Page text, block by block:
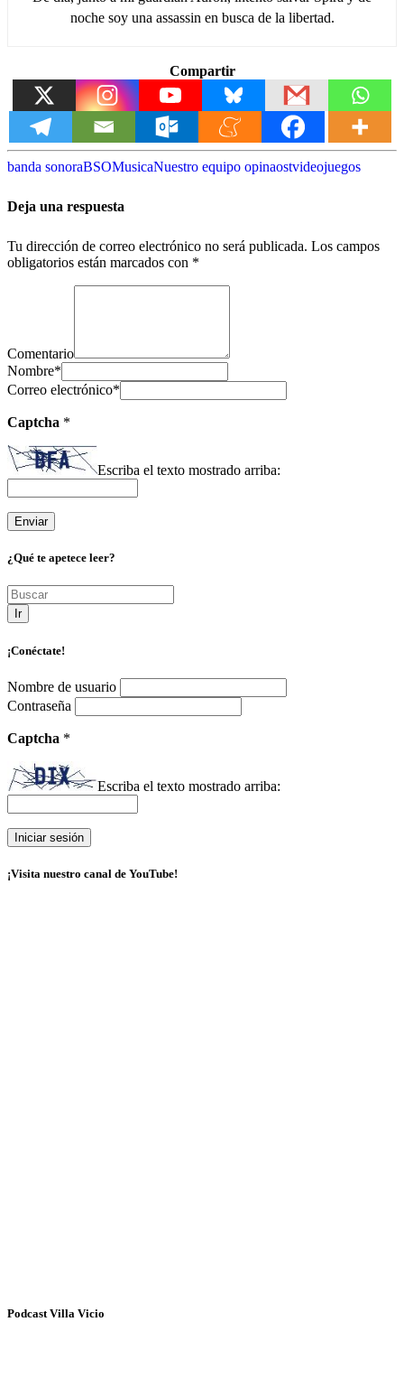
noche soy una assassin en busca de la libertad.
Compartir
banda sonoraBSOMusicaNuestro equipo opinaostvideojuegos
Deja una respuesta
Tu dirección de correo electrónico no será publicada. Los campos
obligatorios están marcados con *
Comentario
Nombre*
Correo electrónico*
Captcha *
Escriba el texto mostrado arriba:
¿Qué te apetece leer?
Ir
¡Conéctate!
Nombre de usuario
Contraseña
Captcha *
Escriba el texto mostrado arriba:
¡Visita nuestro canal de YouTube!
Podcast Villa Vicio